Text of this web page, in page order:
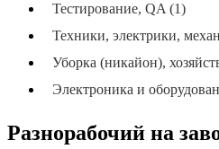
Тестирование, QA (1)
Техники, электрики,
Уборка (никайон),
Электроника и
Разнорабочий на